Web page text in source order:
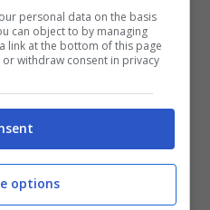
da parte dei suoi
con le
personal data on the basis
can object to by managing
link at the bottom of this page
withdraw consent in privacy
options